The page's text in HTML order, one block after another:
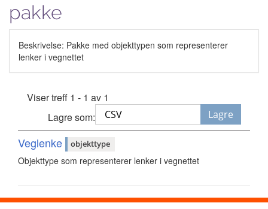
pakke
Beskrivelse: Pakke med objekttypen som representerer
lenker i vegnettet
Viser treff 1 - 1 av 1
Lagre som:
Lagre
Veglenke objekttype
Objekttype som representerer lenker i vegnettet